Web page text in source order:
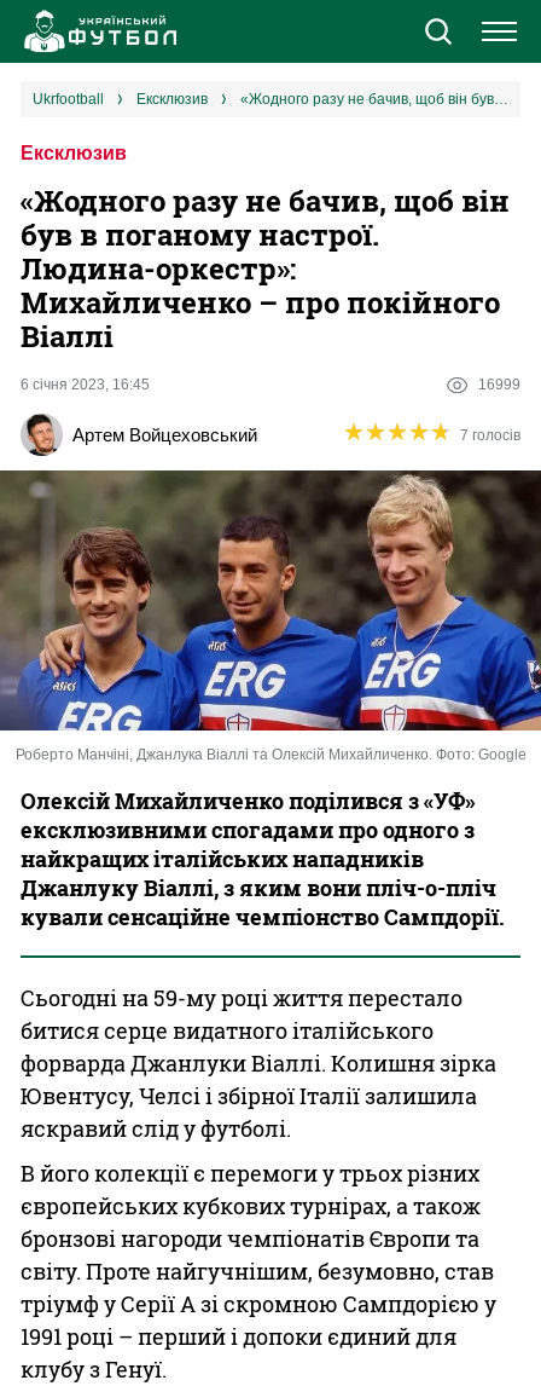
Новини
Єврокубки
УПЛ
Різне
Букмекери
Казино
ukrfootball ексклюзив «Жодного разу не бачив, щоб він був в поганому настрої. Людина-оркестр»: Михайличенко – про покійного Віаллі
Ексклюзив
«Жодного разу не бачив, щоб він
був в поганому настрої.
Людина-оркестр»:
Михайличенко – про покійного
Віаллі
6 січня 2023, 16:45 16999
Артем Войцеховський ★★★★★
★★★★★ 7 голосів
Роберто Манчіні, Джанлука Віаллі та Олексій Михайличенко. Фото: Google
Олексій Михайличенко поділився з «УФ»
ексклюзивними спогадами про одного з
найкращих італійських нападників
Джанлуку Віаллі, з яким вони пліч-о-пліч
кували сенсаційне чемпіонство Сампдорії.
Сьогодні на 59-му році життя перестало
битися серце видатного італійського
форварда Джанлуки Віаллі. Колишня зірка
Ювентусу, Челсі і збірної Італії залишила
яскравий слід у футболі.
В його колекції є перемоги у трьох різних
європейських кубкових турнірах, а також
бронзові нагороди чемпіонатів Європи та
світу. Проте найгучнішим, безумовно, став
тріумф у Серії А зі скромною Сампдорією у
1991 році – перший і допоки єдиний для
клубу з Генуї.